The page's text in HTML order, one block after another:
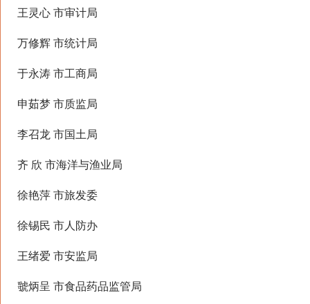
王灵心 市审计局
万修辉 市统计局
于永涛 市工商局
申茹梦 市质监局
李召龙 市国土局
齐 欣 市海洋与渔业局
徐艳萍 市旅发委
徐锡民 市人防办
王绪爱 市安监局
虢炳呈 市食品药品监管局